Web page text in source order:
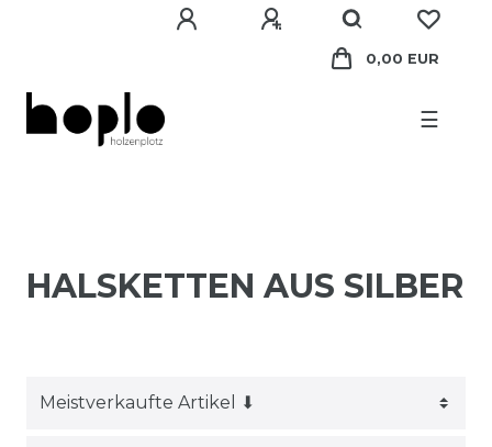
0,00 EUR
☰
HALSKETTEN AUS SILBER